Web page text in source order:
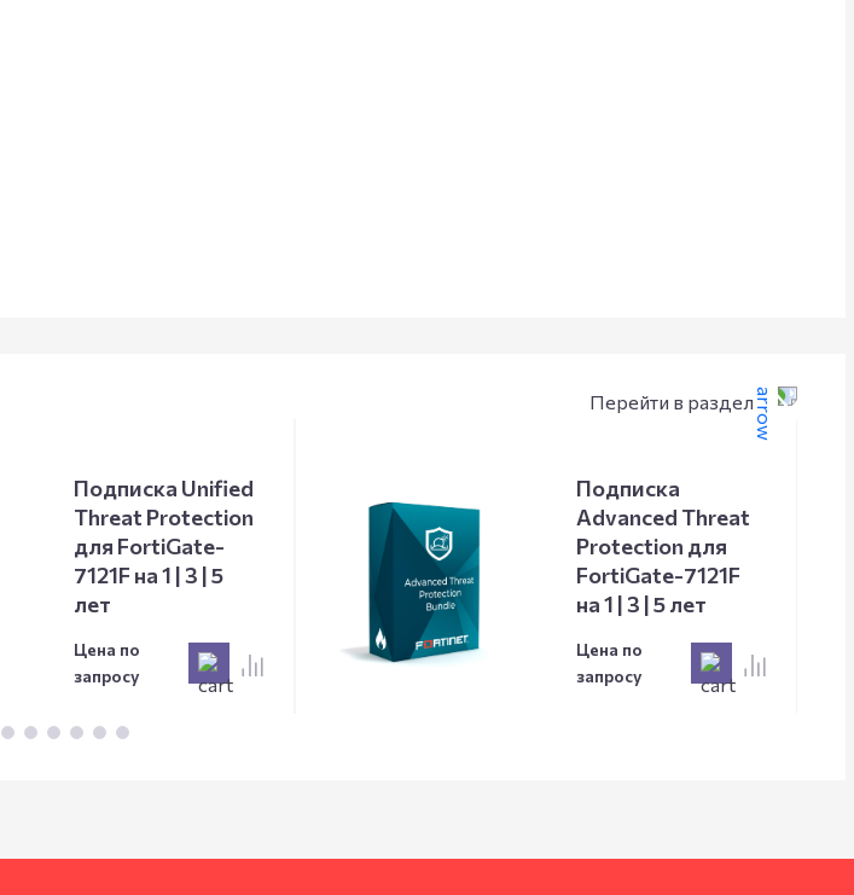
Перейти в раздел
Подписка Unified
Threat Protection
для FortiGate-
7121F на 1 | 3 | 5
лет
Цена по
запросу
Подписка
Advanced Threat
Protection для
FortiGate-7121F
на 1 | 3 | 5 лет
Цена по
запросу